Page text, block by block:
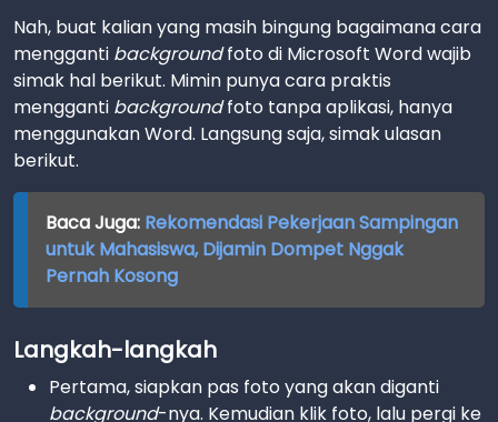
Nah, buat kalian yang masih bingung bagaimana cara
mengganti backgroundfoto di Microsoft Word wajib
simak hal berikut. Mimin punya cara praktis
mengganti backgroundfoto tanpa aplikasi, hanya
menggunakan Word. Langsung saja, simak ulasan
berikut.
Baca Juga: Rekomendasi Pekerjaan Sampingan
untuk Mahasiswa, Dijamin Dompet Nggak
Pernah Kosong
Langkah-langkah
Pertama, siapkan pas foto yang akan diganti
background-nya. Kemudian klik foto, lalu pergi ke